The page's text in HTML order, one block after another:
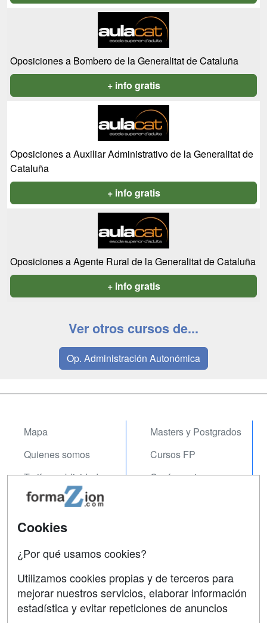
Oposiciones a Bombero de la Generalitat de Cataluña
+ info gratis
Oposiciones a Auxiliar Administrativo de la Generalitat de
Cataluña
+ info gratis
Oposiciones a Agente Rural de la Generalitat de Cataluña
+ info gratis
Ver otros cursos de...
Op. Administración Autonómica
Mapa
Quienes somos
Tarifas publicidad
Acceso Usuarios
Acceso Centros
Masters y Postgrados
Cursos FP
Conferencias
Contactar
Confidencialidad
Aviso legal
Cookies
¿Por qué usamos cookies?
Utilizamos cookies propias y de terceros para
mejorar nuestros servicios, elaborar información
estadística y evitar repeticiones de anuncios